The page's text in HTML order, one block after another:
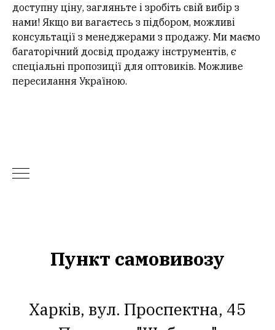
доступну ціну, загляньте і зробіть свій вибір з
нами! Якщо ви вагаєтесь з підбором, можливі
консультації з менеджерами з продажу. Ми маємо
багаторічний досвід продажу інструментів, є
спеціальні пропозиції для оптовиків. Можливе
пересилання Україною.
Пункт самовивозу
Харків, вул. Проспектна, 45